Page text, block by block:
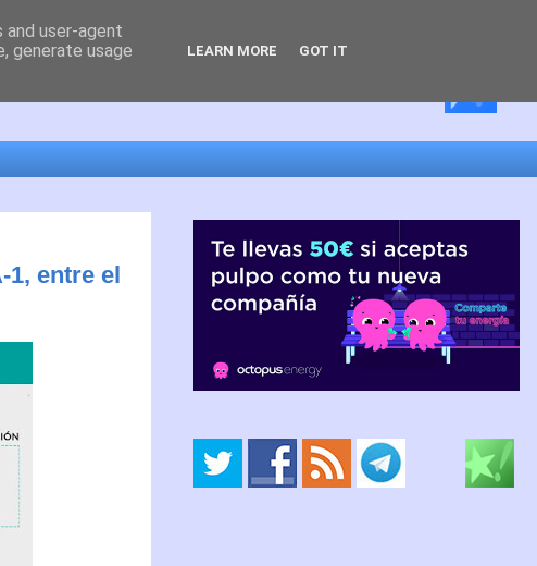
1, entre el
user-agent
generate usage
LEARN MORE GOT IT